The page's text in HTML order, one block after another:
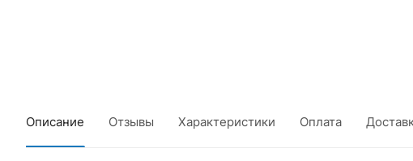
Описание Отзывы Характеристики Оплата